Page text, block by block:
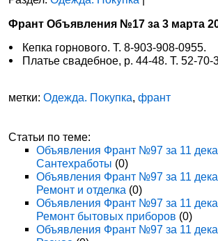
Франт Объявления №17 за 3 марта
Кепка горнового. Т. 8-903-908-0955.
Платье свадебное, р. 44-48. Т. 52-
метки:Одежда. Покупка,франт
Статьи по теме:
Объявления Франт №97 за 11
Сантехработы (0)
Объявления Франт №97 за 11
Ремонт и отделка (0)
Объявления Франт №97 за 11
Ремонт бытовых приборов (0)
Объявления Франт №97 за 11